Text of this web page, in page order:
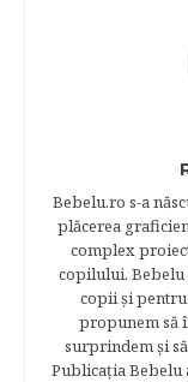
Bebelu.ro s-a
plăcerea
complex
copilului.
copii şi
propunem să
surprindem şi
Publicația Bebelu